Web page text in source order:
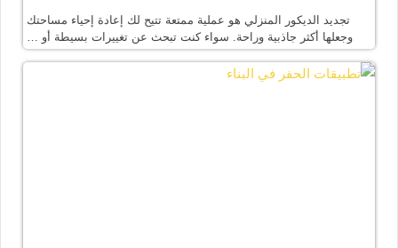
تجديد الديكور المنزلي هو عملية ممتعة تتيح لك إعادة إحياء مساحتك
وجعلها أكثر جاذبية وراحة. سواء كنت تبحث عن تغييرات بسيطة أو …